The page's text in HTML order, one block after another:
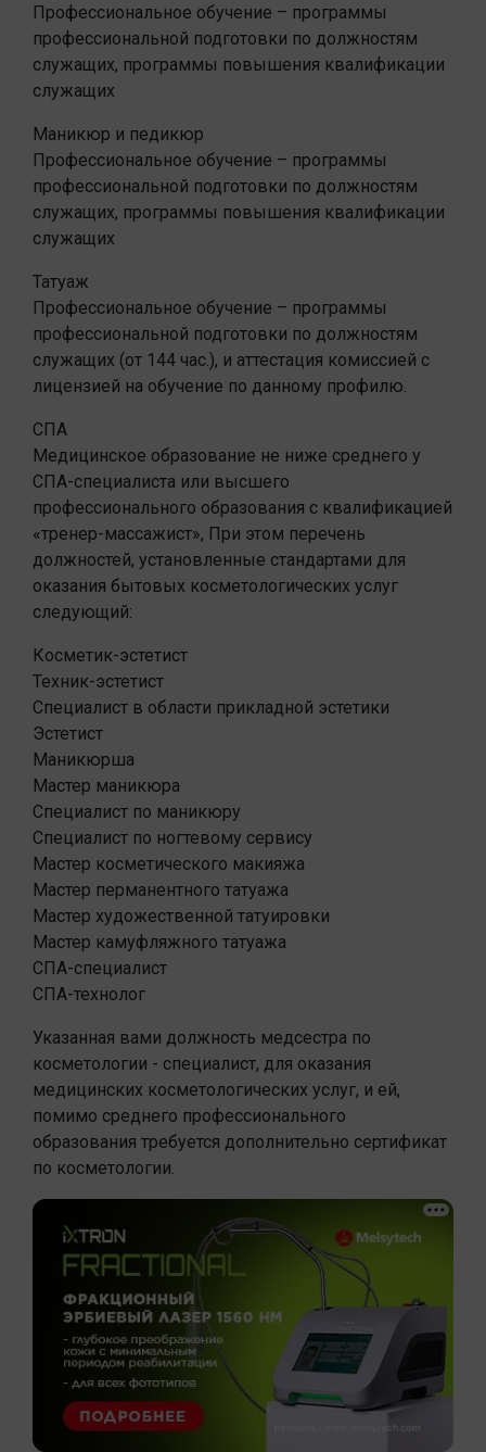
Профессиональное обучение – программы
профессиональной подготовки по должностям
служащих, программы повышения квалификации
служащих
Маникюр и педикюр
Профессиональное обучение – программы
профессиональной подготовки по должностям
служащих, программы повышения квалификации
служащих
Татуаж
Профессиональное обучение – программы
профессиональной подготовки по должностям
служащих (от 144 час.), и аттестация комиссией с
лицензией на обучение по данному профилю.
СПА
Медицинское образование не ниже среднего у
СПА-специалиста или высшего
профессионального образования с квалификацией
«тренер-массажист», При этом перечень
должностей, установленные стандартами для
оказания бытовых косметологических услуг
следующий:
Косметик-эстетист
Техник-эстетист
Специалист в области прикладной эстетики
Эстетист
Маникюрша
Мастер маникюра
Специалист по маникюру
Специалист по ногтевому сервису
Мастер косметического макияжа
Мастер перманентного татуажа
Мастер художественной татуировки
Мастер камуфляжного татуажа
СПА-специалист
СПА-технолог
Указанная вами должность медсестра по
косметологии - специалист, для оказания
медицинских косметологических услуг, и ей,
помимо среднего профессионального
образования требуется дополнительно сертификат
по косметологии.